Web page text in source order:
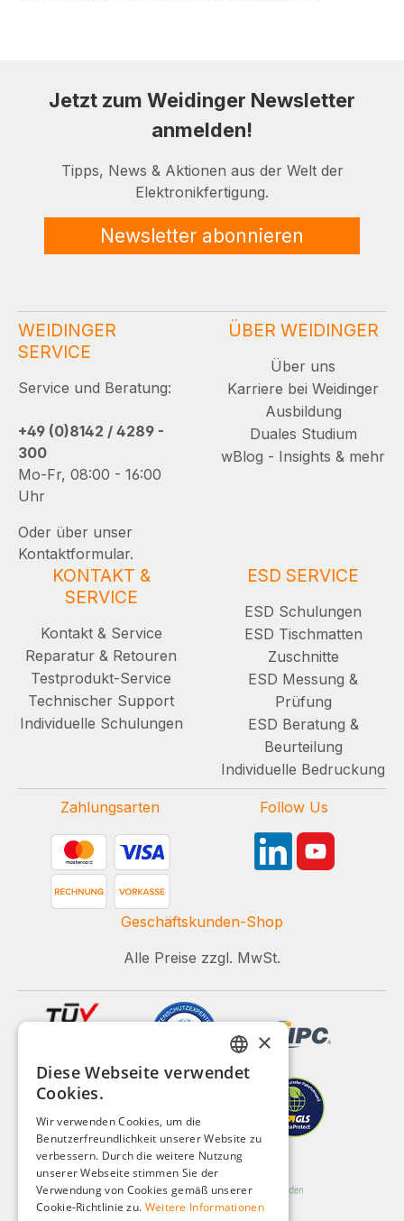
Jetzt zum Weidinger Newsletter
anmelden!
Tipps, News & Aktionen aus der Welt der
Elektronikfertigung.
Newsletter abonnieren
WEIDINGER
SERVICE
Service und Beratung:
+49 (0)8142 / 4289 -
300
Mo-Fr, 08:00 - 16:00
Uhr
Oder über unser
Kontaktformular.
ÜBER WEIDINGER
Über uns
Karriere bei Weidinger
Ausbildung
Duales Studium
wBlog - Insights & mehr
KONTAKT &
SERVICE
Kontakt & Service
Reparatur & Retouren
Testprodukt-Service
Technischer Support
Individuelle Schulungen
ESD SERVICE
ESD Schulungen
ESD Tischmatten
Zuschnitte
ESD Messung &
Prüfung
ESD Beratung &
Beurteilung
Individuelle Bedruckung
Zahlungsarten Follow Us
Geschäftskunden-Shop
Alle Preise zzgl. MwSt.
GERMAN
FRENCH
DUTCH
×
Diese Webseite verwendet
Cookies.
Wir verwenden Cookies, um die
Benutzerfreundlichkeit unserer Website zu
verbessern. Durch die weitere Nutzung
unserer Webseite stimmen Sie der
Verwendung von Cookies gemäß unserer
Cookie-Richtlinie zu. Weitere Informationen